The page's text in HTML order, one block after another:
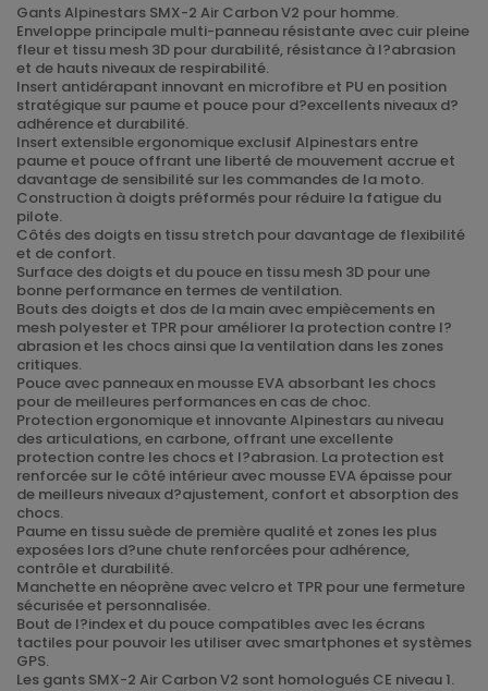
Gants Alpinestars SMX-2 Air Carbon V2 pour homme.
Enveloppe principale multi-panneau résistante avec cuir pleine
fleur et tissu mesh 3D pour durabilité, résistance à l?abrasion
et de hauts niveaux de respirabilité.
Insert antidérapant innovant en microfibre et PU en position
stratégique sur paume et pouce pour d?excellents niveaux d?
adhérence et durabilité.
Insert extensible ergonomique exclusif Alpinestars entre
paume et pouce offrant une liberté de mouvement accrue et
davantage de sensibilité sur les commandes de la moto.
Construction à doigts préformés pour réduire la fatigue du
pilote.
Côtés des doigts en tissu stretch pour davantage de flexibilité
et de confort.
Surface des doigts et du pouce en tissu mesh 3D pour une
bonne performance en termes de ventilation.
Bouts des doigts et dos de la main avec empiècements en
mesh polyester et TPR pour améliorer la protection contre l?
abrasion et les chocs ainsi que la ventilation dans les zones
critiques.
Pouce avec panneaux en mousse EVA absorbant les chocs
pour de meilleures performances en cas de choc.
Protection ergonomique et innovante Alpinestars au niveau
des articulations, en carbone, offrant une excellente
protection contre les chocs et l?abrasion. La protection est
renforcée sur le côté intérieur avec mousse EVA épaisse pour
de meilleurs niveaux d?ajustement, confort et absorption des
chocs.
Paume en tissu suède de première qualité et zones les plus
exposées lors d?une chute renforcées pour adhérence,
contrôle et durabilité.
Manchette en néoprène avec velcro et TPR pour une fermeture
sécurisée et personnalisée.
Bout de l?index et du pouce compatibles avec les écrans
tactiles pour pouvoir les utiliser avec smartphones et systèmes
GPS.
Les gants SMX-2 Air Carbon V2 sont homologués CE niveau 1.